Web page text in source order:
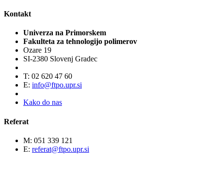
Kontakt
Univerza na Primorskem
Fakulteta za tehnologijo polimerov
Ozare 19
SI-2380 Slovenj Gradec
T: 02 620 47 60
E: info@ftpo.upr.si
Kako do nas
Referat
M: 051 339 121
E: referat@ftpo.upr.si